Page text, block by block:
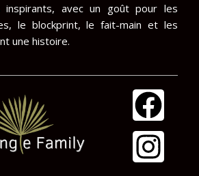
inspirants, avec un goût pour les
le blockprint, le fait-main et les
une histoire.
F
a
c
I
n
s